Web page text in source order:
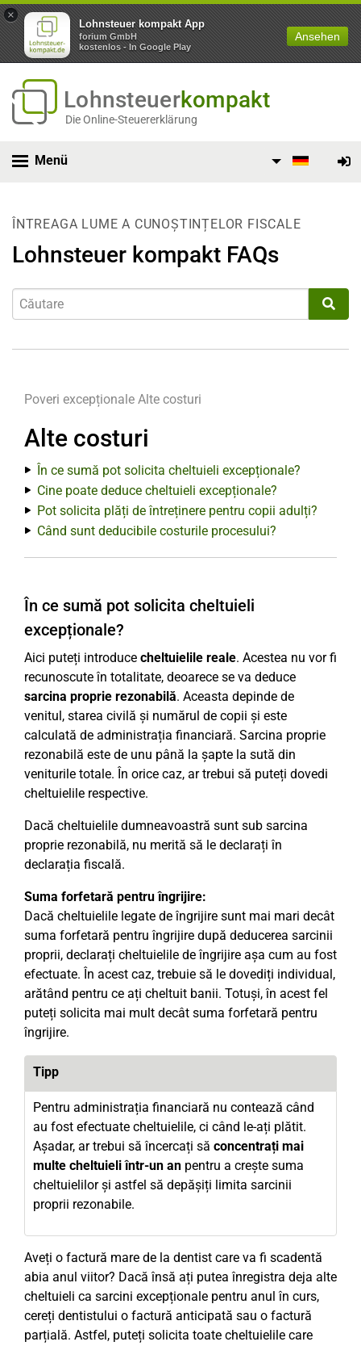
×
Lohnsteuer kompakt App
forium GmbH
kostenlos - In Google Play
Ansehen
Lohnsteuerkompakt
Die Online-Steuererklärung
Menü
ÎNTREAGA LUME A CUNOȘTINȚELOR FISCALE
Lohnsteuer kompakt FAQs
Poveri excepționale Alte costuri
Alte costuri
În ce sumă pot solicita cheltuieli excepționale?
Cine poate deduce cheltuieli excepționale?
Pot solicita plăți de întreținere pentru copii adulți?
Când sunt deducibile costurile procesului?
În ce sumă pot solicita cheltuieli
excepționale?
Aici puteți introduce cheltuielile reale. Acestea nu vor fi
recunoscute în totalitate, deoarece se va deduce
sarcina proprie rezonabilă. Aceasta depinde de
venitul, starea civilă și numărul de copii și este
calculată de administrația financiară. Sarcina proprie
rezonabilă este de unu până la șapte la sută din
veniturile totale. În orice caz, ar trebui să puteți dovedi
cheltuielile respective.
Dacă cheltuielile dumneavoastră sunt sub sarcina
proprie rezonabilă, nu merită să le declarați în
declarația fiscală.
Suma forfetară pentru îngrijire:
Dacă cheltuielile legate de îngrijire sunt mai mari decât
suma forfetară pentru îngrijire după deducerea sarcinii
proprii, declarați cheltuielile de îngrijire așa cum au fost
efectuate. În acest caz, trebuie să le dovediți individual,
arătând pentru ce ați cheltuit banii. Totuși, în acest fel
puteți solicita mai mult decât suma forfetară pentru
îngrijire.
Tipp
Pentru administrația financiară nu contează când
au fost efectuate cheltuielile, ci când le-ați plătit.
Așadar, ar trebui să încercați să concentrați mai
multe cheltuieli într-un an pentru a crește suma
cheltuielilor și astfel să depășiți limita sarcinii
proprii rezonabile.
Aveți o factură mare de la dentist care va fi scadentă
abia anul viitor? Dacă însă ați putea înregistra deja alte
cheltuieli ca sarcini excepționale pentru anul în curs,
cereți dentistului o factură anticipată sau o factură
parțială. Astfel, puteți solicita toate cheltuielile care